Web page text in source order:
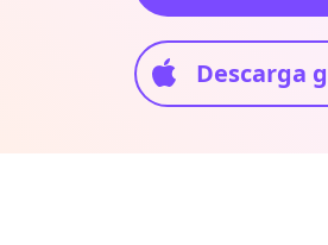
Descarga